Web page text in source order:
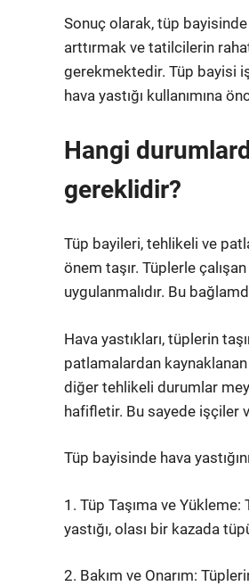
Sonuç olarak, tüp bayisinde
arttırmak ve tatilcilerin
gerekmektedir. Tüp bayisi
hava yastığı kullanımına
Hangi
gereklidir?
Tüp bayileri, tehlikeli ve
önem taşır. Tüplerle
uygulanmalıdır. Bu
Hava yastıkları, tüplerin
patlamalardan
diğer tehlikeli durumlar
hafifletir. Bu sayede işçiler
Tüp bayisinde hava
1. Tüp Taşıma ve
yastığı, olası bir kazada
2. Bakım ve Onarım: